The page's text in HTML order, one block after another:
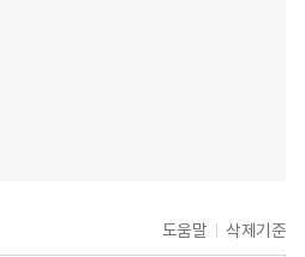
도움말 삭제기준